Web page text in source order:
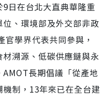
日在台北大直典華隆重
、環境部及外交部非政
學界代表共同參與，
溯源、低碳供應鏈與永
長期倡議「從產地
制，13年來已在全台建